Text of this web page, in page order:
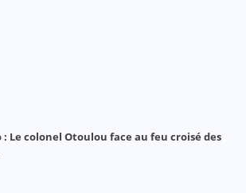
Le colonel Otoulou face au feu croisé des